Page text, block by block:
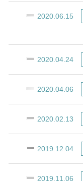
2020.06.15
2020.04.24
2020.04.06
2020.02.13
2019.12.04
2019.11.06